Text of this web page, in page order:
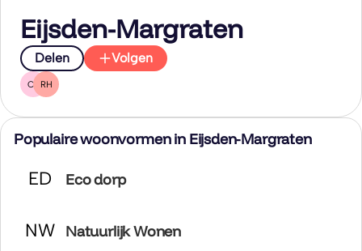
Eijsden-Margraten
Delen Volgen
CT RH
Populaire woonvormen in Eijsden-Margraten
ED Eco dorp
NW Natuurlijk Wonen